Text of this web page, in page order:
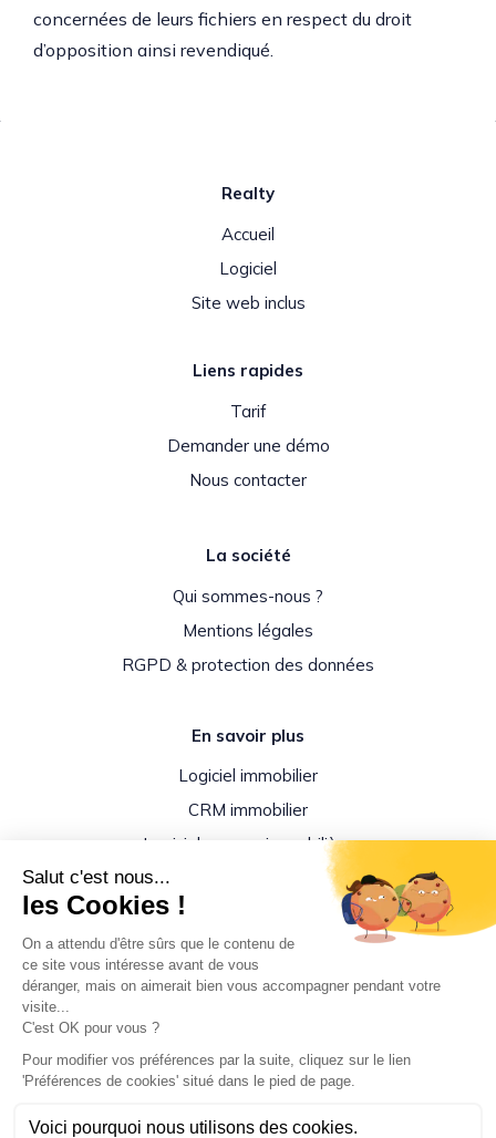
concernées de leurs fichiers en respect du droit
d’opposition ainsi revendiqué.
Realty
Accueil
Logiciel
Site web inclus
Liens rapides
Tarif
Demander une démo
Nous contacter
La société
Qui sommes-nous ?
Mentions légales
RGPD & protection des données
En savoir plus
Logiciel immobilier
CRM immobilier
Logiciel agence immobilière